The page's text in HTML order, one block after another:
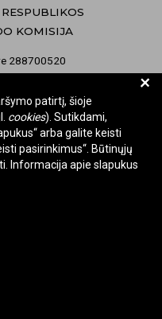
KOMISIJA
288700520
Visos teisės saugomos.
+
patirtį, šioje
cookies). Sutikdami,
arba galite keisti
pasirinkimus“. Būtinųjų
Informacija apie slapukus